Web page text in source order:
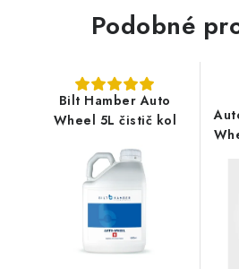
Podobné
Bilt Hamber Auto
Wheel 5L čistič kol